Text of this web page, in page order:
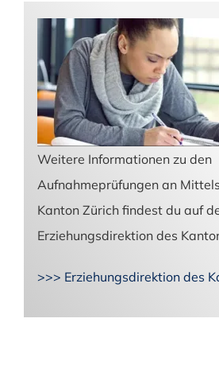
Weitere Informationen zu den
Aufnahmeprüfungen an
Kanton Zürich findest du auf
Erziehungsdirektion des
>>> Erziehungsdirektion des